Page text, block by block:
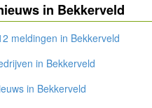
in Bekkerveld
meldingen in Bekkerveld
in Bekkerveld
in Bekkerveld